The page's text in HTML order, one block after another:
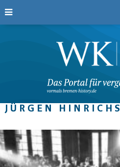
JÜRGEN HINRICHS